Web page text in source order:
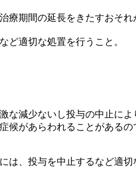
期間の延長をきたすおそれ
ど適切な処置を行うこと。
減少ないし投与の中止に
があらわれることがある
、投与を中止するなど適